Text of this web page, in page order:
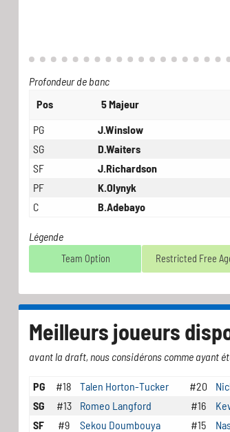
Profondeur de banc
Pos
5 Majeur
PG
J.Winslow
SG
D.Waiters
SF
J.Richardson
PF
K.Olynyk
C
B.Adebayo
Légende
Team Option Restricted Free
Meilleurs joueurs
avant la draft, nous considérons comme ayant
PG #18 Talen Horton-Tucker #20
SG
#13 Romeo Langford #16
SF
#9 Sekou Doumbouya #15